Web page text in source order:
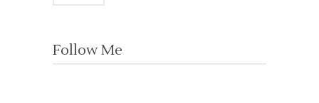
Follow Me